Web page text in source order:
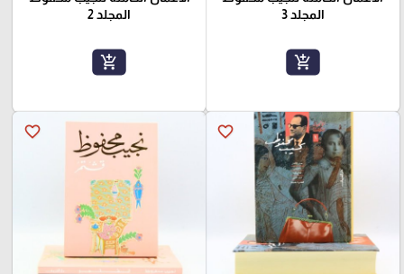
المجلد 3
add_shopping_cart
المجلد 2
add_shopping_cart
favorite_border
favorite_border